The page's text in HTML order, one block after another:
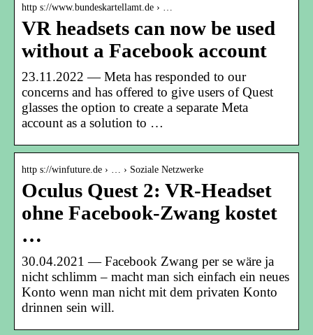
http s://www.bundeskartellamt.de › …
VR headsets can now be used
without a Facebook account
23.11.2022 — Meta has responded to our
concerns and has offered to give users of Quest
glasses the option to create a separate Meta
account as a solution to …
http s://winfuture.de › … › Soziale Netzwerke
Oculus Quest 2: VR-Headset
ohne Facebook-Zwang kostet
…
30.04.2021 — Facebook Zwang per se wäre ja
nicht schlimm – macht man sich einfach ein neues
Konto wenn man nicht mit dem privaten Konto
drinnen sein will.